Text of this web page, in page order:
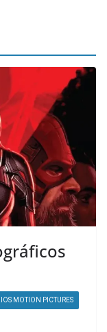
MOTION PICTURES